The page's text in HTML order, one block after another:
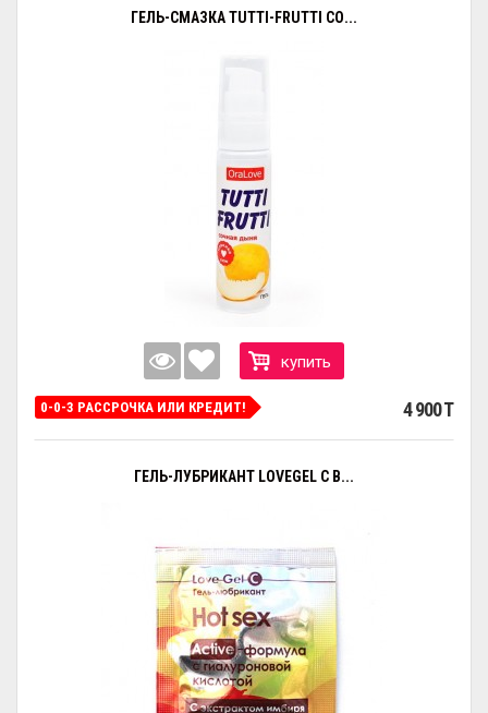
ГЕЛЬ-СМАЗКА TUTTI-FRUTTI СО...
купить
0-0-3 РАССРОЧКА ИЛИ КРЕДИТ! 4 900 T
ГЕЛЬ-ЛУБРИКАНТ LOVEGEL C В...